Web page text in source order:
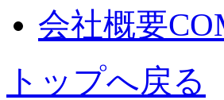
会社概要
トップへ戻る